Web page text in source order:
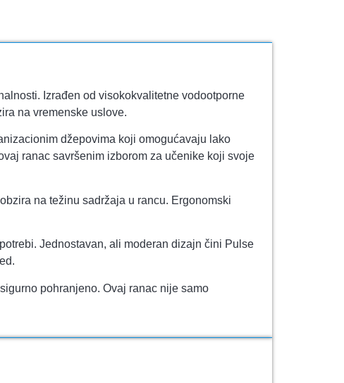
Izrađen od visokokvalitetne vodootporne
na vremenske uslove.
džepovima koji omogućavaju lako
ranac savršenim izborom za učenike koji svoje
na težinu sadržaja u rancu. Ergonomski
Jednostavan, ali moderan dizajn čini Pulse
pohranjeno. Ovaj ranac nije samo